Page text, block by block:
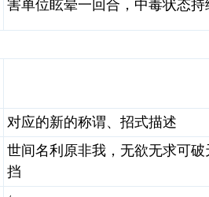
害单位眩晕一回合，中毒状态持
对应的新的称谓、招式描述
世间名利原非我，无欲无求可
挡